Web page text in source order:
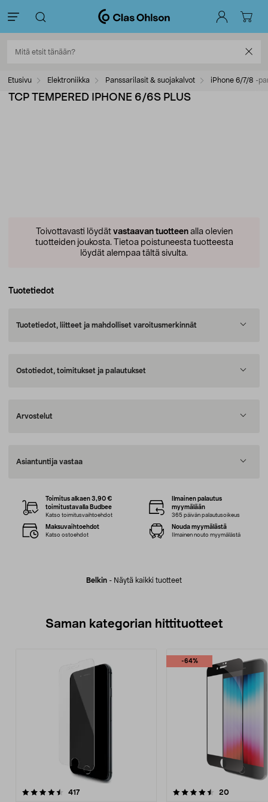
Etusivu Elektroniikka Panssarilasit & suojakalvot iPhone 6/7/8 -
TCP TEMPERED IPHONE 6/6S PLUS
Toivottavasti löydät vastaavan tuotteenalla olevien
tuotteiden joukosta. Tietoa poistuneesta tuotteesta
löydät alempaa tältä sivulta.
Tuotetiedot
Tuotetiedot, liitteet ja mahdolliset varoitusmerkinnät
Ostotiedot, toimitukset ja palautukset
Arvostelut
Asiantuntija vastaa
Belkin - Näytä kaikki tuotteet
Toimitus alkaen 3,90 €
toimitustavalla Budbee
Katso toimitusvaihtoehdot
Ilmainen palautus
myymälään
365 päivän palautusoikeus
Maksuvaihtoehdot
Katso ostoehdot
Nouda myymälästä
Ilmainen nouto myymälästä
Saman kategorian hittituotteet
417arvostelut
-64%
4.5 viidestä
20arvostelut